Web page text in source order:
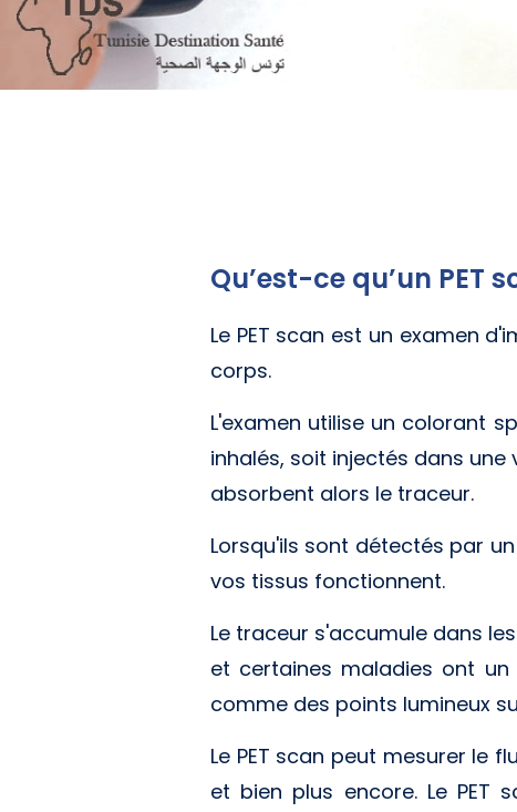
Qu’est-ce qu’un PET
Le PET scan est un examen
corps.
L'examen utilise un colorant
inhalés, soit injectés dans
absorbent alors le traceur.
Lorsqu'ils sont détectés par
vos tissus fonctionnent.
Le traceur s'accumule dans
et certaines maladies ont un
comme des points lumineux
Le PET scan peut mesurer le
et bien plus encore. Le PET